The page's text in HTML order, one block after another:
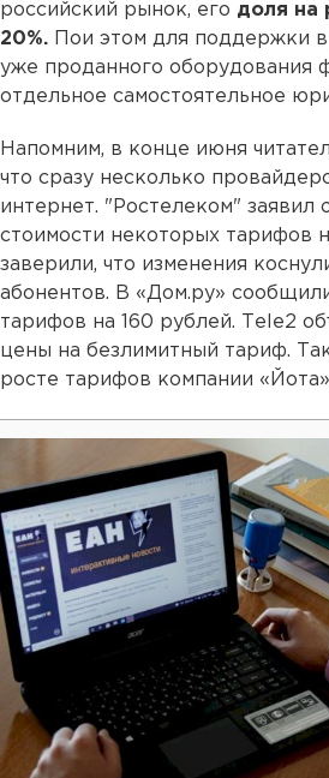
российский рынок, его доля на
20%. Пои этом для поддержки в
уже проданного оборудования
отдельное самостоятельное
Напомним, в конце июня
что сразу несколько
интернет. "Ростелеком" заявил
стоимости некоторых тарифов
заверили, что изменения
абонентов. В «Дом.ру»
тарифов на 160 рублей. Тele2
цены на безлимитный тариф.
росте тарифов компании